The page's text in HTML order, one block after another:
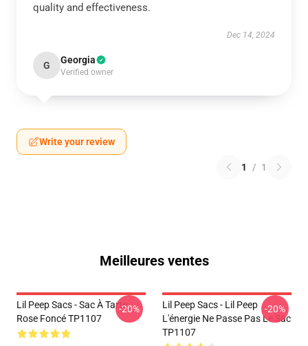
quality and effectiveness.
Dec 14, 2024
G Georgia
Verified owner
Write your review
1 / 1
Meilleures ventes
Lil Peep Sacs - Sac À Tarte
Rose Foncé TP1107
-20%
Lil Peep Sacs - Lil Peep
L'énergie Ne Passe Pas Le Sac
TP1107
-20%